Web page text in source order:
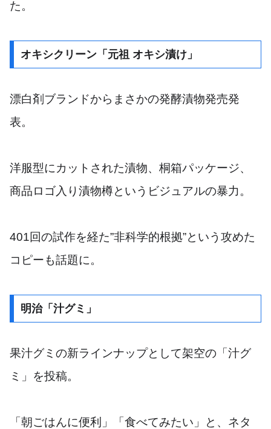
た。
オキシクリーン「元祖 オキシ漬け」
漂白剤ブランドからまさかの発酵漬物発売発
表。
洋服型にカットされた漬物、桐箱パッケージ、
商品ロゴ入り漬物樽というビジュアルの暴力。
401回の試作を経た”非科学的根拠”という攻めた
コピーも話題に。
明治「汁グミ」
果汁グミの新ラインナップとして架空の「汁グ
ミ」を投稿。
「朝ごはんに便利」「食べてみたい」と、ネタ